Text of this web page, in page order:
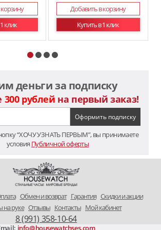
клик
Добавить в корзину
Купить в 1 клик
деньги за подписку
300 рублей на первый заказ!
“ХОЧУ УЗНАТЬ ПЕРВЫМ”, вы принимаете
условия Публичной оферты
Обмен и возврат Гарантия Скидки и акции
на руке Отзывы Контакты Мой кабинет
8 (991) 358-10-64
info@housewatchses.com